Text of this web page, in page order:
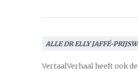
ALLE DR ELLY JAFFÉ-
VertaalVerhaal heeft ook de